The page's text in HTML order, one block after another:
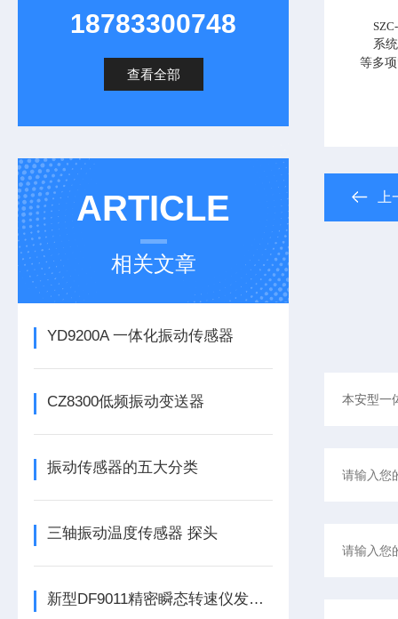
18783300748
查看全部
ARTICLE
相关文章
YD9200A 一体化振动传感器
CZ8300低频振动变送器
振动传感器的五大分类
三轴振动温度传感器 探头
新型DF9011精密瞬态转速仪发布，为工业转速监测带来革新
系
等多